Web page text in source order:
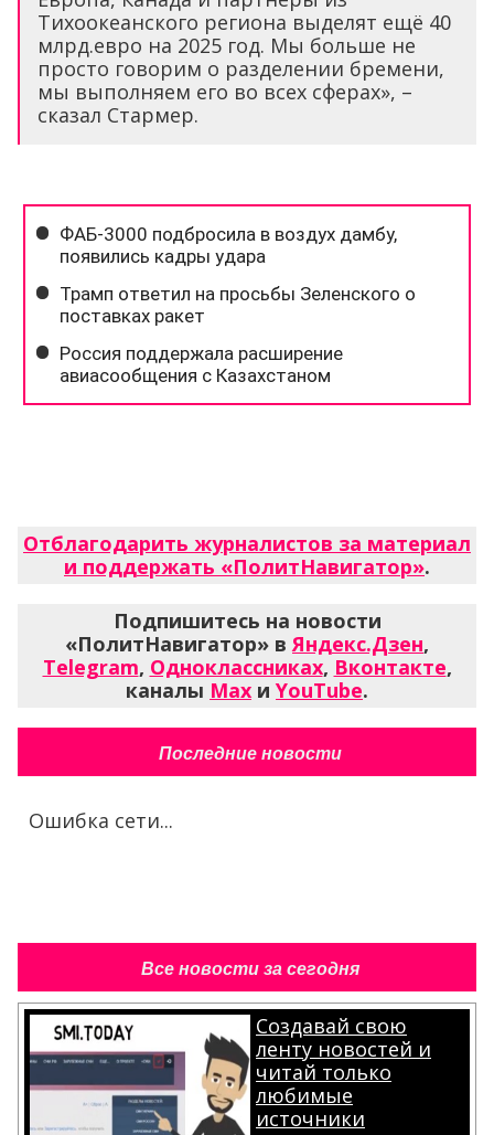
Тихоокеанского региона выделят ещё 40
млрд.евро на 2025 год. Мы больше не
просто говорим о разделении бремени,
мы выполняем его во всех сферах», –
сказал Стармер.
Отблагодарить журналистов за материал
и поддержать «ПолитНавигатор».
Подпишитесь на новости
«ПолитНавигатор» в Яндекс.Дзен,
Telegram, Одноклассниках, Вконтакте,
каналы Max и YouTube.
Последние новости
Ошибка сети...
Все новости за сегодня
Создавай свою
ленту новостей и
читай только
любимые
источники